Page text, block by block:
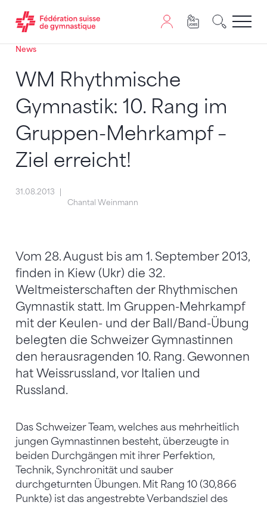
Passer au contenu
Naviguer vers le plan du siten
JavaScript est nécessaire pour naviguer sur ce site.
News
WM Rhythmische
Gymnastik: 10. Rang im
Gruppen-Mehrkampf –
Ziel erreicht!
31.08.2013
Chantal Weinmann
Vom 28. August bis am 1. September 2013,
finden in Kiew (Ukr) die 32.
Weltmeisterschaften der Rhythmischen
Gymnastik statt. Im Gruppen-Mehrkampf
mit der Keulen- und der Ball/Band-Übung
belegten die Schweizer Gymnastinnen
den herausragenden 10. Rang. Gewonnen
hat Weissrussland, vor Italien und
Russland.
Das Schweizer Team, welches aus mehrheitlich
jungen Gymnastinnen besteht, überzeugte in
beiden Durchgängen mit ihrer Perfektion,
Technik, Synchronität und sauber
durchgeturnten Übungen. Mit Rang 10 (30,866
Punkte) ist das angestrebte Verbandsziel des